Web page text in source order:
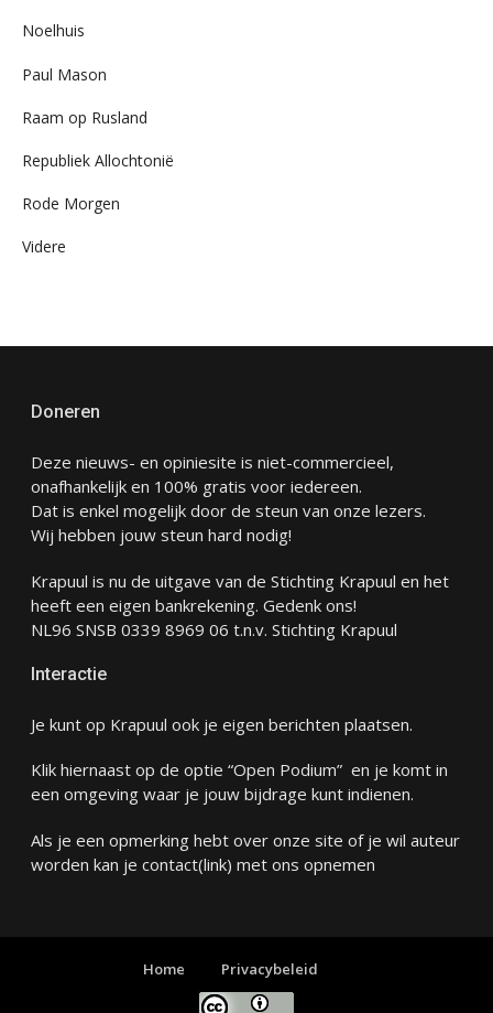
Noelhuis
Paul Mason
Raam op Rusland
Republiek Allochtonië
Rode Morgen
Videre
Doneren
Deze nieuws- en opiniesite is niet-commercieel,
onafhankelijk en 100% gratis voor iedereen.
Dat is enkel mogelijk door de steun van onze lezers.
Wij hebben jouw steun hard nodig!
Krapuul is nu de uitgave van de Stichting Krapuul en het
heeft een eigen bankrekening. Gedenk ons!
NL96 SNSB 0339 8969 06 t.n.v. Stichting Krapuul
Interactie
Je kunt op Krapuul ook je eigen berichten plaatsen.
Klik hiernaast op de optie “Open Podium” en je komt in
een omgeving waar je jouw bijdrage kunt indienen.
Als je een opmerking hebt over onze site of je wil auteur
worden kan je contact(link) met ons opnemen
Home Privacybeleid